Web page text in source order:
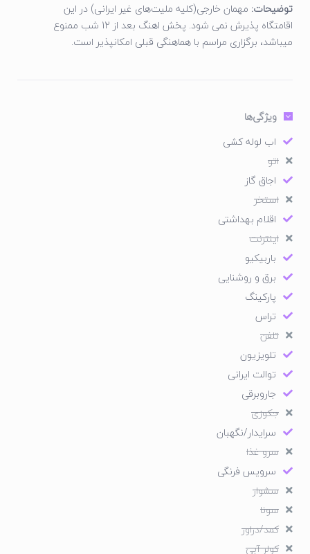
توضیحات: مهمان خارجی(کلیه ملیت‌های غیر ایرانی) در این
اقامتگاه پذیرش نمی شود. پخش اهنگ بعد از 12 شب ممنوع
میباشد، برگزاری مراسم با هماهنگی قبلی امکانپذیر است.
ویژگی‌ها
اب لوله کشی
اتو
اجاق گاز
استخر
اقلام بهداشتی
اینترنت
باربیکیو
برق و روشنایی
پارکینگ
تراس
تلفن
تلویزیون
توالت ایرانی
جاروبرقی
جکوزی
سرایدار/نگهبان
سرو غذا
سرویس فرنگی
سشوار
سونا
کمد/دراور
کولر آبی